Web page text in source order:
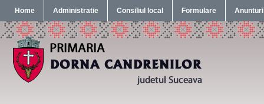
Home Administratie Consiliul local Formulare Anunturi